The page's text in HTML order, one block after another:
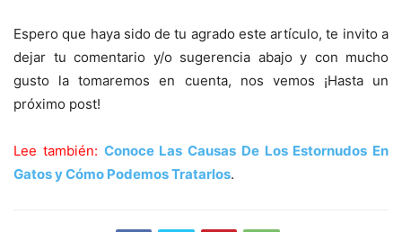
Espero que haya sido de tu agrado este artículo, te invito a
dejar tu comentario y/o sugerencia abajo y con mucho
gusto la tomaremos en cuenta, nos vemos ¡Hasta un
próximo post!
Lee también: Conoce Las Causas De Los Estornudos En
Gatos y Cómo Podemos Tratarlos.